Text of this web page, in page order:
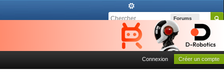
Forums
Connexion Créer un compte